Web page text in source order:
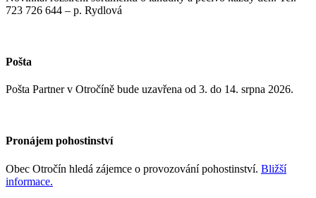
723 726 644 – p. Rydlová
Pošta
Pošta Partner v Otročíně bude uzavřena od 3. do 14. srpna 2026.
Pronájem pohostinství
Obec Otročín hledá zájemce o provozování pohostinství. Bližší
informace.